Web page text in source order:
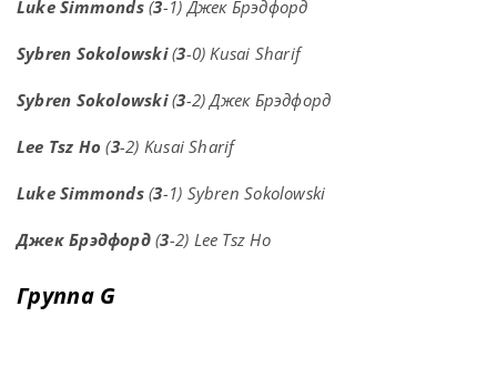
Luke Simmonds(3-1) Джек Брэдфорд
Sybren Sokolowski(3-0) Kusai Sharif
Sybren Sokolowski(3-2) Джек Брэдфорд
Lee Tsz Ho (3-2) Kusai Sharif
Luke Simmonds(3-1) Sybren Sokolowski
Джек Брэдфорд(3-2) Lee Tsz Ho
Группа G